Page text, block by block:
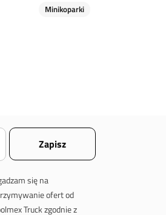
Minikoparki
się na
ofert od
Truck zgodnie z